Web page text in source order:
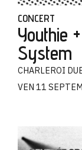
CONCERT
Youthie
System
CHARLEROI
VEN 11